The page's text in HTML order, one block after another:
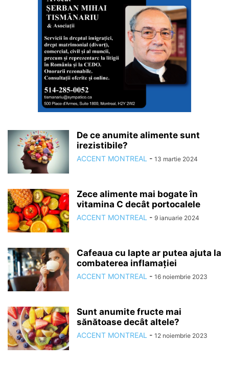
De ce anumite alimente sunt
irezistibile?
ACCENT MONTREAL - 13 martie 2024
Zece alimente mai bogate în
vitamina C decât portocalele
ACCENT MONTREAL - 9 ianuarie 2024
Cafeaua cu lapte ar putea ajuta la
combaterea inflamației
ACCENT MONTREAL - 16 noiembrie 2023
Sunt anumite fructe mai
sănătoase decât altele?
ACCENT MONTREAL - 12 noiembrie 2023